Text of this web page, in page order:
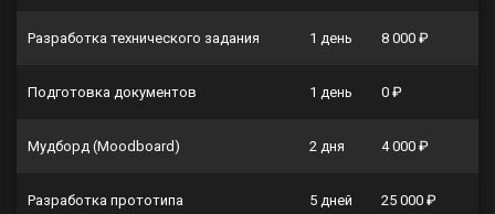
Разработка технического задания 1 день 8 000 ₽
Подготовка документов 1 день 0 ₽
Мудборд (Moodboard) 2 дня 4 000 ₽
Разработка прототипа 5 дней 25 000 ₽